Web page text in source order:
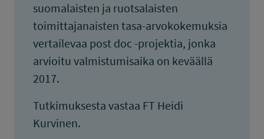
suomalaisten ja ruotsalaisten
toimittajanaisten tasa-arvokokemuksia
vertailevaa post doc -projektia, jonka
arvioitu valmistumisaika on keväällä
2017.
Tutkimuksesta vastaa FT Heidi
Kurvinen.